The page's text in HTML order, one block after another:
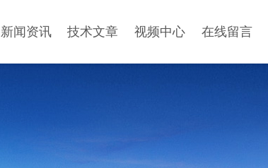
新闻资讯 技术文章 视频中心 在线留言